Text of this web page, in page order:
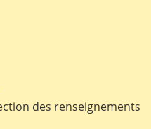
des renseignements